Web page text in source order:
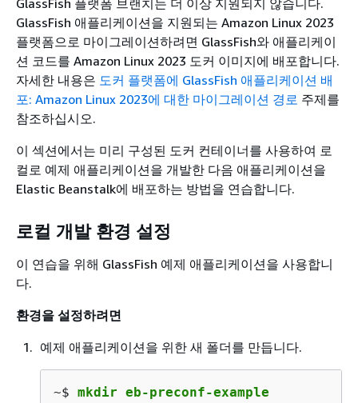
GlassFish 플랫폼 브랜치는 더 이상 지원되지 않습니다.
GlassFish 애플리케이션을 지원되는 Amazon Linux 2023
플랫폼으로 마이그레이션하려면 GlassFish와 애플리케이
션 코드를 Amazon Linux 2023 도커 이미지에 배포합니다.
자세한 내용은 도커 플랫폼에 GlassFish 애플리케이션 배
포: Amazon Linux 2023에 대한 마이그레이션 경로 주제를
참조하십시오.
이 섹션에서는 미리 구성된 도커 컨테이너를 사용하여 로
컬로 예제 애플리케이션을 개발한 다음 애플리케이션을
Elastic Beanstalk에 배포하는 방법을 연습합니다.
로컬 개발 환경 설정
이 연습을 위해 GlassFish 예제 애플리케이션을 사용합니
다.
환경을 설정하려면
예제 애플리케이션을 위한 새 폴더를 만듭니다.
~$ mkdir eb-preconf-example